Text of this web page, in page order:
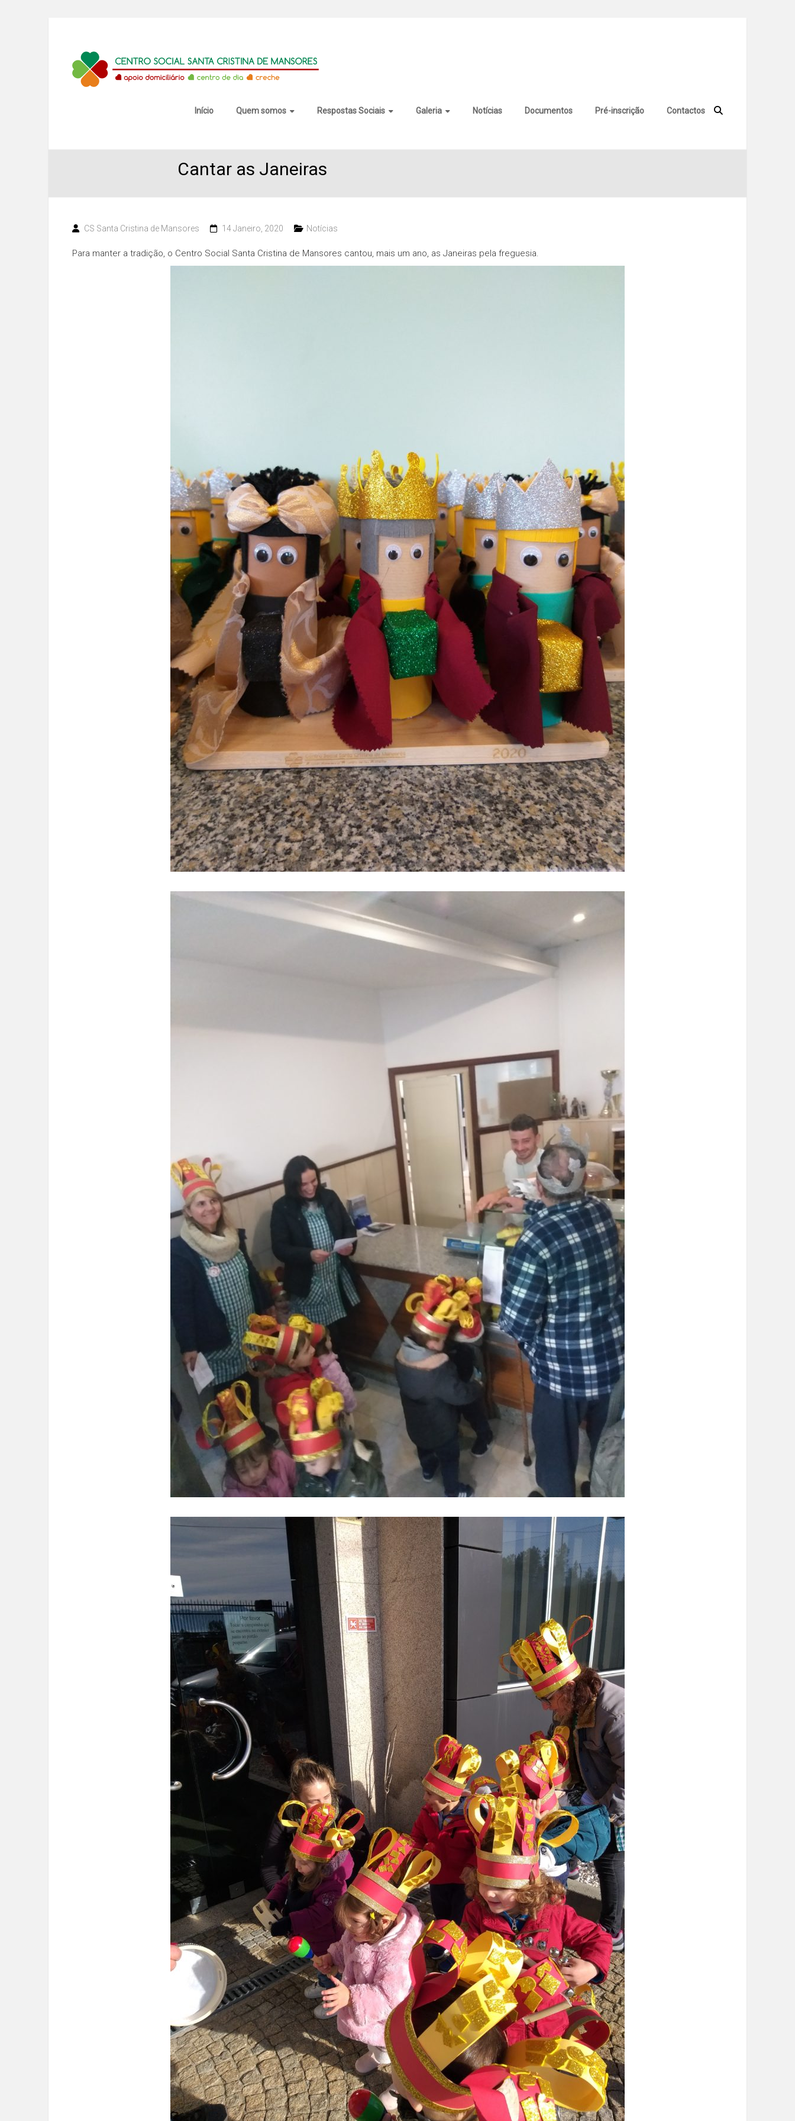
Centro
Social
Cristina
Mansores
Início Quem somos Respostas Sociais Galeria Notícias Documentos Pré-inscrição Contactos
Cantar as Janeiras
CS Santa Cristina de Mansores 14 Janeiro, 2020 Notícias
Para manter a tradição, o Centro Social Santa Cristina de Mansores cantou, mais um ano, as Janeiras pela freguesia.